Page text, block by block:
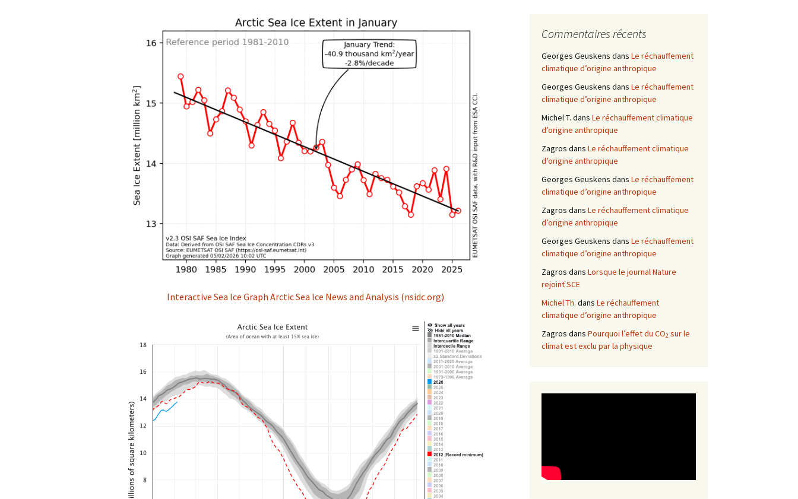
Interactive Sea Ice Graph Arctic Sea Ice News and Analysis (nsidc.org)
Commentaires récents
Georges Geuskens dans Le réchauffement
climatique d’origine anthropique
Georges Geuskens dans Le réchauffement
climatique d’origine anthropique
Michel T. dans Le réchauffement climatique
d’origine anthropique
Zagros dans Le réchauffement climatique
d’origine anthropique
Georges Geuskens dans Le réchauffement
climatique d’origine anthropique
Zagros dans Le réchauffement climatique
d’origine anthropique
Georges Geuskens dans Le réchauffement
climatique d’origine anthropique
Zagros dans Lorsque le journal Nature
rejoint SCE
Michel Th. dans Le réchauffement
climatique d’origine anthropique
Zagros dans Pourquoi l’effet du CO2 sur le
climat est exclu par la physique